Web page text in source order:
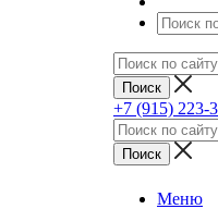
+7 (915) 223-
Меню